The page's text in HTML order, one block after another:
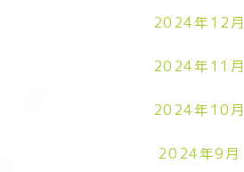
2024年12月
2024年11月
2024年10月
2024年9月